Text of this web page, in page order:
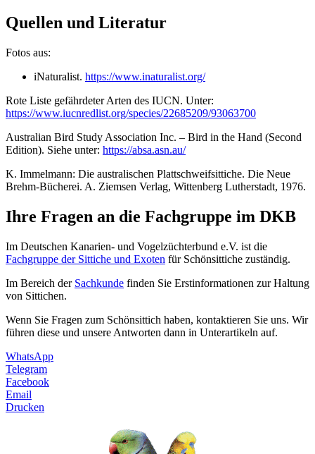
Quellen und Literatur
Fotos aus:
iNaturalist. https://www.inaturalist.org/
Rote Liste gefährdeter Arten des IUCN. Unter:
https://www.iucnredlist.org/species/22685209/93063700
Australian Bird Study Association Inc. – Bird in the Hand (Second
Edition). Siehe unter: https://absa.asn.au/
K. Immelmann: Die australischen Plattschweifsittiche. Die Neue
Brehm-Bücherei. A. Ziemsen Verlag, Wittenberg Lutherstadt, 1976.
Ihre Fragen an die Fachgruppe im DKB
Im Deutschen Kanarien- und Vogelzüchterbund e.V. ist die
Fachgruppe der Sittiche und Exoten für Schönsittiche zuständig.
Im Bereich der Sachkunde finden Sie Erstinformationen zur Haltung
von Sittichen.
Wenn Sie Fragen zum Schönsittich haben, kontaktieren Sie uns. Wir
führen diese und unsere Antworten dann in Unterartikeln auf.
WhatsApp
Telegram
Facebook
Email
Drucken